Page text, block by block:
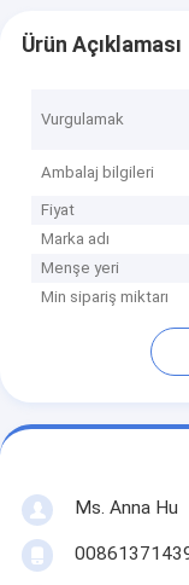
Ürün Açıklaması
Vurgulamak
Ambalaj bilgileri
Fiyat
Marka adı
Menşe yeri
Min sipariş miktarı
Ms. Anna Hu